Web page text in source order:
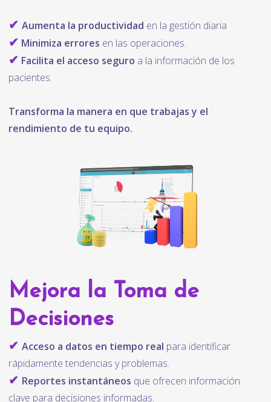
✔ Aumenta la productividad en la gestión diaria
✔ Minimiza errores en las operaciones.
✔ Facilita el acceso seguro a la información de los
pacientes.
Transforma la manera en que trabajas y el
rendimiento de tu equipo.
Mejora la Toma de
Decisiones
✔ Acceso a datos en tiempo real para identificar
rápidamente tendencias y problemas.
✔ Reportes instantáneos que ofrecen información
clave para decisiones informadas.